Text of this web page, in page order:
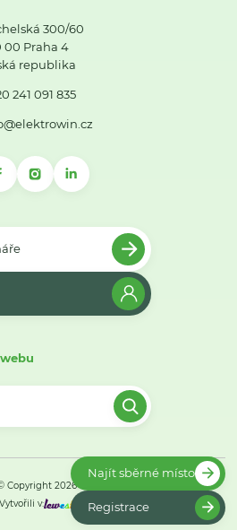
300/60
00 Praha 4
republika
241 091 835
Copyright 2026
Vytvořili v:
Najít sběrné místo
Registrace